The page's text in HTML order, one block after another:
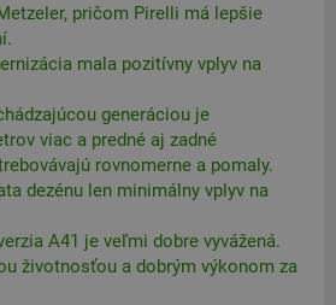
pričom Pirelli má lepšie
mala pozitívny vplyv na
generáciou je
viac a predné aj zadné
rovnomerne a pomaly.
dezénu len minimálny vplyv na
A41 je veľmi dobre vyvážená.
životnosťou a dobrým výkonom za